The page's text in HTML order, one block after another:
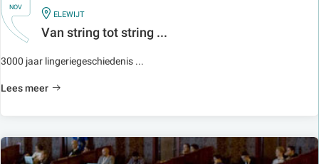
NOV
IN
ELEWIJT
Van string tot string ...
3000 jaar lingeriegeschiedenis ...
Lees meer